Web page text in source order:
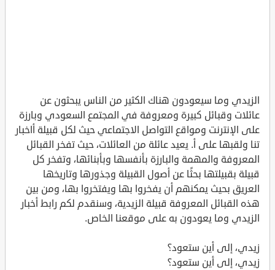
الزيدي وما سيعودون هناك الكثير من الناس يبحثون عن
عائلات وقبائل كبيرة ومعروفة في المجتمع السعودي وبارزة
على الإنترنت ومواقع التواصل الاجتماعي حيث لكل قبيلة أاخبار
تنا ولقبها على أ. يعيد عائلة من العائلات، حيث تفخر القبائل
المعروفة والمهمة والبارزة بأنفسها وبأبنائها، وتفخر كل
قبيلة بقبيلتها بحثًا عن أصول القبيلة وجذورها وتاريخها
العريق بحيث يمكنهم أن يفخروا بها ويفتخروا بها، ومن بين
هذه القبائل المعروفة قبيلة الزيدية، وسنقدم لكم رابط أخبار
الزيدي وما يعودون به على موقعنا الخاص.
زيدي، إلى أين ستعود؟
زيدي، إلى أين ستعود؟